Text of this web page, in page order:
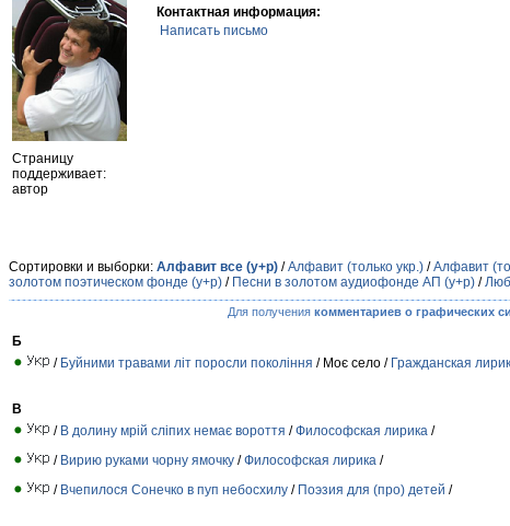
Страницу
поддерживает:
автор
Контактная информация:
Написать письмо
Сортировки и выборки: Алфавит все (у+р) /Алфавит (только укр.) /Алфавит
золотом поэтическом фонде (у+р) / Песни в золотом аудиофонде АП (у+р) /
Для получения комментариев о графических
Б
/ Буйними травами літ поросли покоління / Моє село / Гражданская
В
/ В долину мрій сліпих немає вороття /Философская лирика /
/ Вирию руками чорну ямочку /Философская лирика /
/ Вчепилося Сонечко в пуп небосхилу / Поэзия для (про) детей /